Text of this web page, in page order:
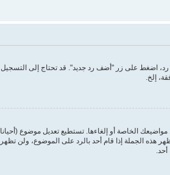
اضغط على زر "أضف رد جديد". قد تحتاج إلى
إلخ.
مواضيعك الخاصة أو إلغاءها. تستطيع تعديل موضوع
الجملة إذا قام أحد بالرد على الموضوع، ولن